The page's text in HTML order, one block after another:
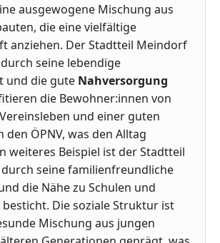
ausgewogene Mischung aus
die eine vielfältige
anziehen. Der Stadtteil Meindorf
seine lebendige
und die gute Nahversorgung
die Bewohner:innen von
und einer guten
den ÖPNV, was den Alltag
weiteres Beispiel ist der Stadtteil
seine familienfreundliche
die Nähe zu Schulen und
Die soziale Struktur ist
Mischung aus jungen